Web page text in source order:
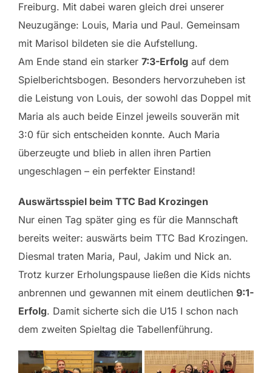
Freiburg. Mit dabei waren gleich drei unserer
Neuzugänge: Louis, Maria und Paul. Gemeinsam
mit Marisol bildeten sie die Aufstellung.
Am Ende stand ein starker 7:3-Erfolg auf dem
Spielberichtsbogen. Besonders hervorzuheben ist
die Leistung von Louis, der sowohl das Doppel mit
Maria als auch beide Einzel jeweils souverän mit
3:0 für sich entscheiden konnte. Auch Maria
überzeugte und blieb in allen ihren Partien
ungeschlagen – ein perfekter Einstand!
Auswärtsspiel beim TTC Bad Krozingen
Nur einen Tag später ging es für die Mannschaft
bereits weiter: auswärts beim TTC Bad Krozingen.
Diesmal traten Maria, Paul, Jakim und Nick an.
Trotz kurzer Erholungspause ließen die Kids nichts
anbrennen und gewannen mit einem deutlichen 9:1-
Erfolg. Damit sicherte sich die U15 I schon nach
dem zweiten Spieltag die Tabellenführung.